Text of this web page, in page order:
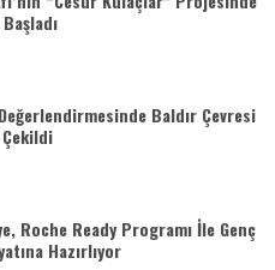
Baldır Çevresi
Roche Ready Programı İle Genç
Hazırlıyor